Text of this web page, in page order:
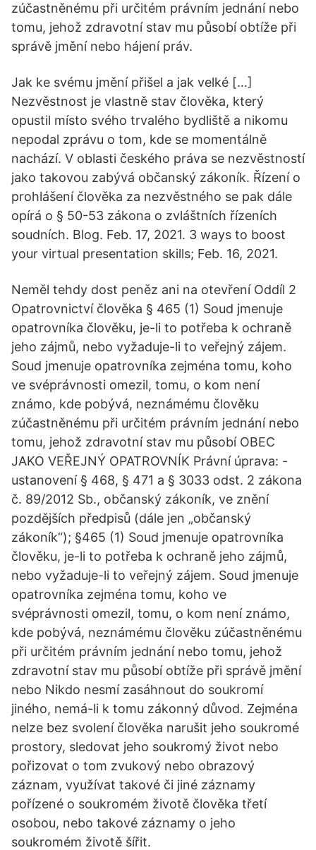
zúčastněnému při určitém právním jednání nebo
tomu, jehož zdravotní stav mu působí obtíže při
správě jmění nebo hájení práv.
Jak ke svému jmění přišel a jak velké […]
Nezvěstnost je vlastně stav člověka, který
opustil místo svého trvalého bydliště a nikomu
nepodal zprávu o tom, kde se momentálně
nachází. V oblasti českého práva se nezvěstností
jako takovou zabývá občanský zákoník. Řízení o
prohlášení člověka za nezvěstného se pak dále
opírá o § 50-53 zákona o zvláštních řízeních
soudních. Blog. Feb. 17, 2021. 3 ways to boost
your virtual presentation skills; Feb. 16, 2021.
Neměl tehdy dost peněz ani na otevření Oddíl 2
Opatrovnictví člověka § 465 (1) Soud jmenuje
opatrovníka člověku, je-li to potřeba k ochraně
jeho zájmů, nebo vyžaduje-li to veřejný zájem.
Soud jmenuje opatrovníka zejména tomu, koho
ve svéprávnosti omezil, tomu, o kom není
známo, kde pobývá, neznámému člověku
zúčastněnému při určitém právním jednání nebo
tomu, jehož zdravotní stav mu působí OBEC
JAKO VEŘEJNÝ OPATROVNÍK Právní úprava: -
ustanovení § 468, § 471 a § 3033 odst. 2 zákona
č. 89/2012 Sb., občanský zákoník, ve znění
pozdějších předpisů (dále jen „občanský
zákoník“); §465 (1) Soud jmenuje opatrovníka
člověku, je-li to potřeba k ochraně jeho zájmů,
nebo vyžaduje-li to veřejný zájem. Soud jmenuje
opatrovníka zejména tomu, koho ve
svéprávnosti omezil, tomu, o kom není známo,
kde pobývá, neznámému člověku zúčastněnému
při určitém právním jednání nebo tomu, jehož
zdravotní stav mu působí obtíže při správě jmění
nebo Nikdo nesmí zasáhnout do soukromí
jiného, nemá-li k tomu zákonný důvod. Zejména
nelze bez svolení člověka narušit jeho soukromé
prostory, sledovat jeho soukromý život nebo
pořizovat o tom zvukový nebo obrazový
záznam, využívat takové či jiné záznamy
pořízené o soukromém životě člověka třetí
osobou, nebo takové záznamy o jeho
soukromém životě šířit.